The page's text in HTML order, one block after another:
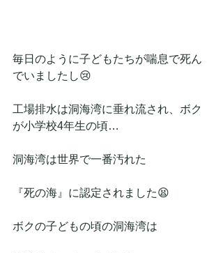
毎日のように子どもたちが喘息で死ん
でいましたし😢
工場排水は洞海湾に垂れ流され、ボク
が小学校4年生の頃…
洞海湾は世界で一番汚れた
『死の海』に認定されました😫
ボクの子どもの頃の洞海湾は